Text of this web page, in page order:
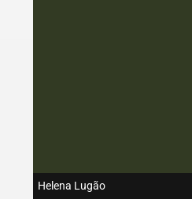
Helena Lugão